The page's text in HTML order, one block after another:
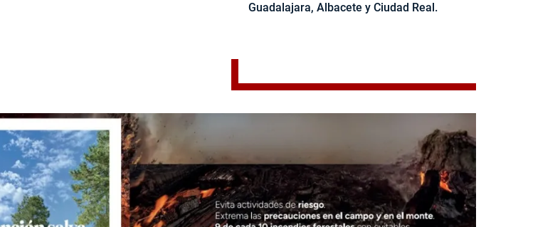
Guadalajara, Albacete y Ciudad Real.